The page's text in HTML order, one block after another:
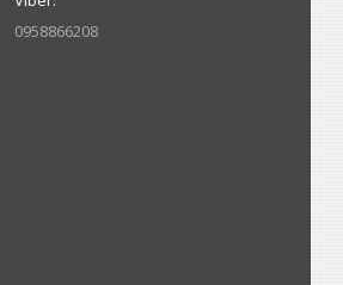
0958866208